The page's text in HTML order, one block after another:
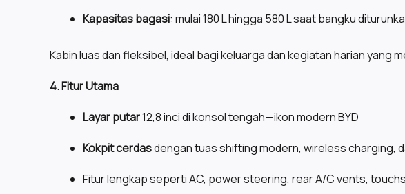
Kapasitas bagasi: mulai 180 L hingga 580 L saat bangku
Kabin luas dan fleksibel, ideal bagi keluarga dan kegiatan harian yang
4. Fitur Utama
Layar putar12,8 inci di konsol tengah—ikon modern BYD
Kokpit cerdasdengan tuas shifting modern, wireless charging,
Fitur lengkap seperti AC, power steering, rear A/C vents,